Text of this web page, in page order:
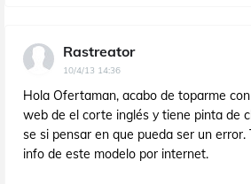
Rastreator
10/4/13 14:36
Hola Ofertaman, acabo de toparme
web de el corte inglés y tiene pinta de
se si pensar en que pueda ser un error.
info de este modelo por internet.